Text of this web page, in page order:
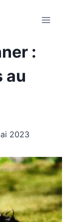
:
au
2023